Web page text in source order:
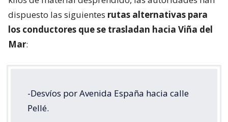
dispuesto las siguientes rutas alternativas para
los conductores que se trasladan hacia Viña del
Mar:
-Desvíos por Avenida España hacia calle
Pellé.